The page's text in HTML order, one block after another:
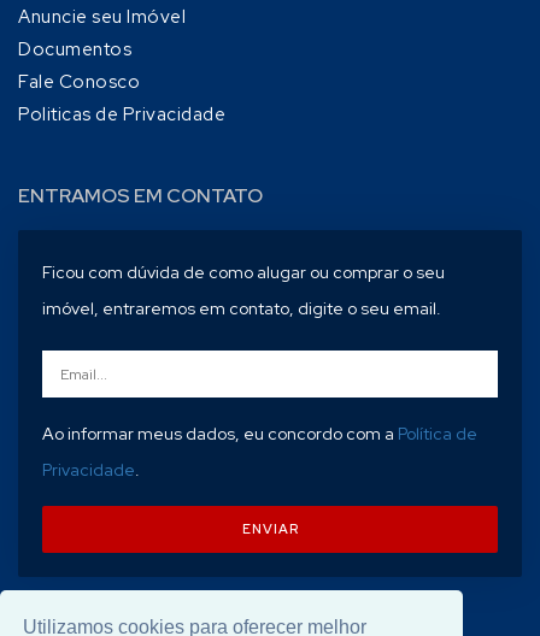
Utilizamos cookies para oferecer melhor
Anuncie seu Imóvel
Documentos
Fale Conosco
Politicas de Privacidade
ENTRAMOS EM CONTATO
Ficou com dúvida de como alugar ou comprar o seu
imóvel, entraremos em contato, digite o seu email.
Ao informar meus dados, eu concordo com a Política de
Privacidade.
ENVIAR